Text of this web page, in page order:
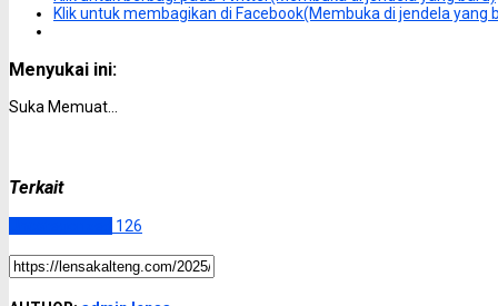
Klik untuk membagikan di Facebook(Membuka di jendela yang
Menyukai ini:
Suka Memuat...
Terkait
126